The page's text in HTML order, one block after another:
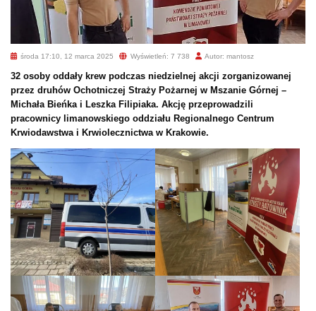
środa 17:10, 12 marca 2025 Wyświetleń: 7 738 Autor: mantosz
32 osoby oddały krew podczas niedzielnej akcji zorganizowanej
przez druhów Ochotniczej Straży Pożarnej w Mszanie Górnej –
Michała Bieńka i Leszka Filipiaka. Akcję przeprowadzili
pracownicy limanowskiego oddziału Regionalnego Centrum
Krwiodawstwa i Krwiolecznictwa w Krakowie.